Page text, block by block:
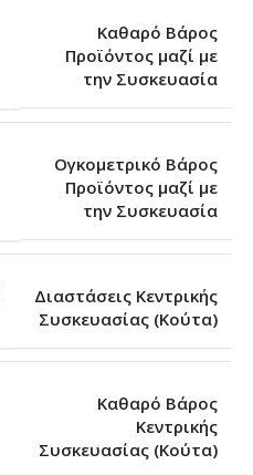
Καθαρό Βάρος
Προϊόντος μαζί με
την Συσκευασία
Ογκομετρικό Βάρος
Προϊόντος μαζί με
την Συσκευασία
Διαστάσεις Κεντρικής
Συσκευασίας (Κούτα)
Καθαρό Βάρος
Κεντρικής
Συσκευασίας (Κούτα)